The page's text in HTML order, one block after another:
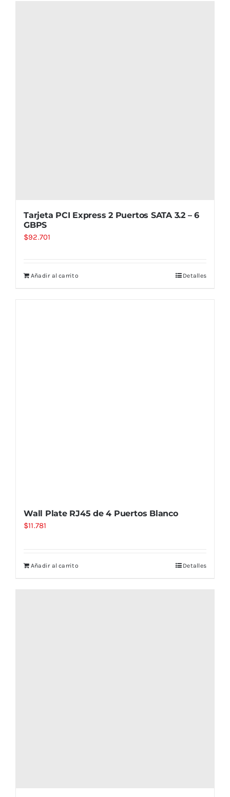
Tarjeta PCI Express 2 Puertos SATA 3.2 – 6
GBPS
$92.701
Añadir al carrito Detalles
Wall Plate RJ45 de 4 Puertos Blanco
$11.781
Añadir al carrito Detalles